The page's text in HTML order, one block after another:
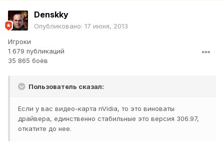
Denskky
Опубликовано: 17 июня, 2013
Игроки
1 679 публикаций
35 865 боёв
Пользователь сказал:
Если у вас видео-карта nVidia, то это виноваты
драйвера, единственно стабильные это версия 306.97,
откатите до нее.